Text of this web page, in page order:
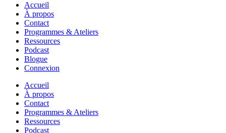
Accueil
À propos
Contact
Programmes & Ateliers
Ressources
Podcast
Blogue
Connexion
Accueil
À propos
Contact
Programmes & Ateliers
Ressources
Podcast